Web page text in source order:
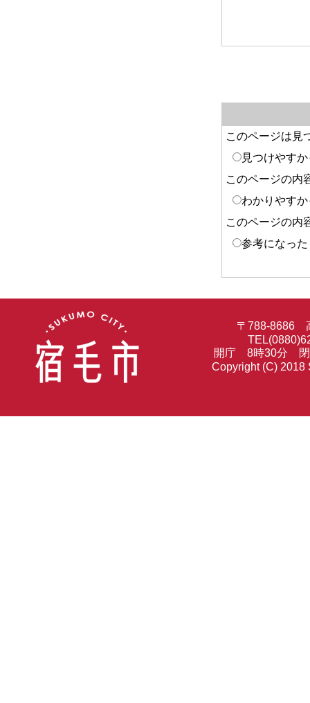
このページは見
見つけやす
このページの内
わかりやす
このページの内
参考になった
〒788-8686
開庁 8時30分 閉
Copyright (C) 2018